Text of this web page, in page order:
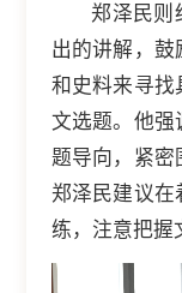
郑泽民则
出的讲解，鼓
和史料来寻找
文选题。他强
题导向，紧密
郑泽民建议在
练，注意把握